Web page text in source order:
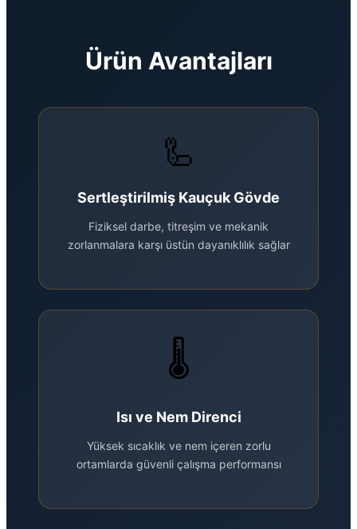
Ürün Avantajları
🦾
Sertleştirilmiş Kauçuk Gövde
Fiziksel darbe, titreşim ve mekanik
zorlanmalara karşı üstün dayanıklılık sağlar
🌡️
Isı ve Nem Direnci
Yüksek sıcaklık ve nem içeren zorlu
ortamlarda güvenli çalışma performansı